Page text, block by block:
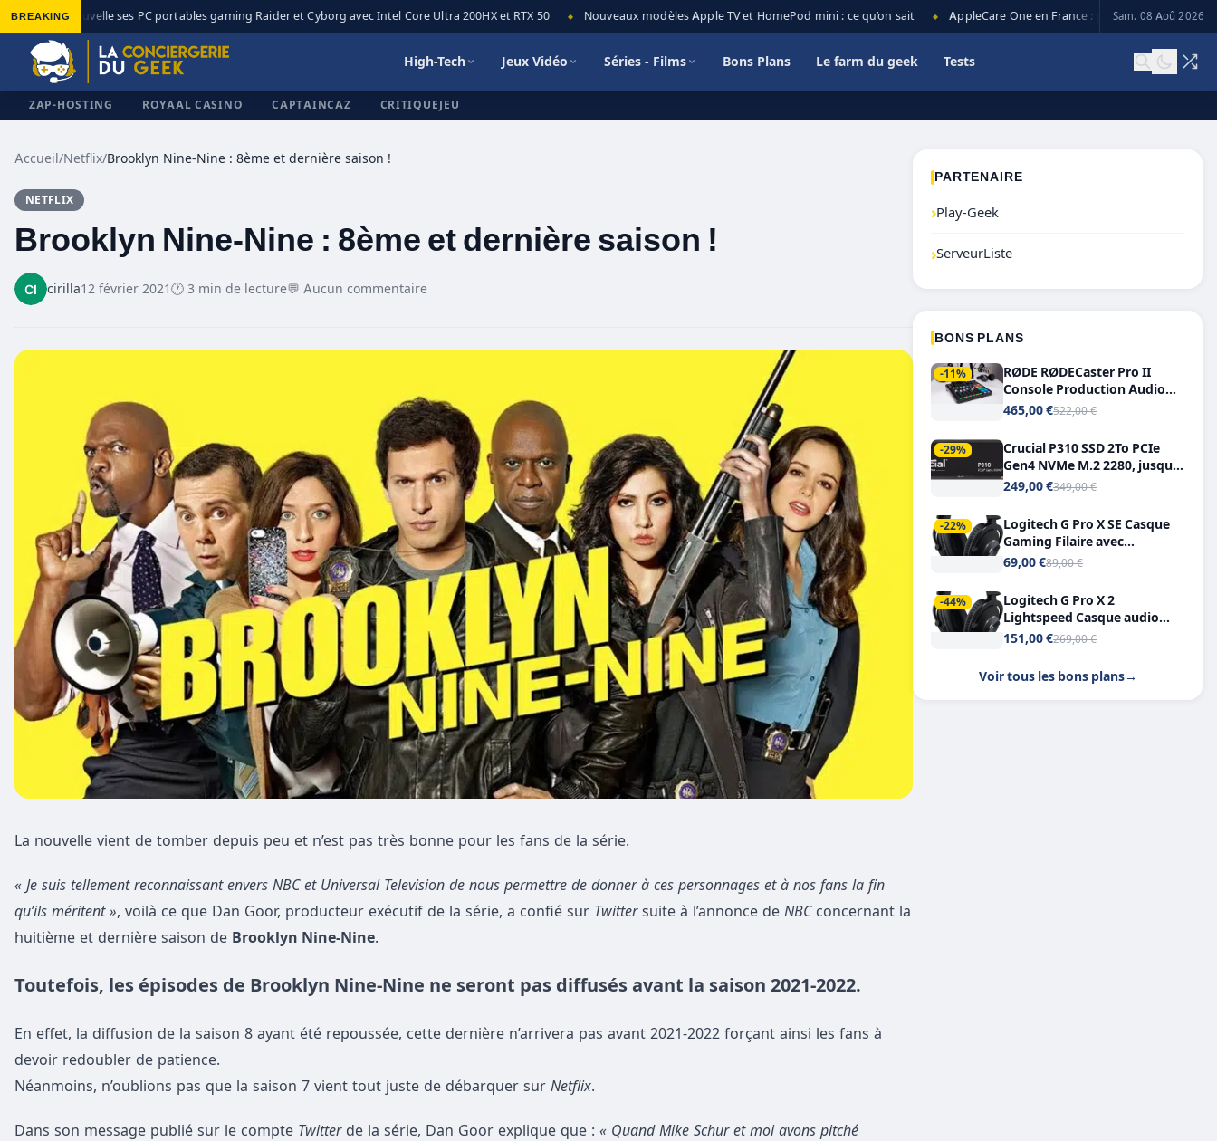
BREAKING
MSI renouvelle ses PC portables gaming Raider et Cyborg avec Intel Core Ultra 200HX et RTX 50 Nouveaux modèles Apple TV et HomePod mini : ce qu’on sait AppleCare One en France : prix, couverture et
Sam. 08 Aoû 2026
High-Tech Jeux Vidéo Séries - Films Bons Plans Le farm du geek Tests
ZAP-HOSTING ROYAAL CASINO CAPTAINCAZ CRITIQUEJEU
Accueil/Netflix/Brooklyn Nine-Nine : 8ème et dernière saison !
NETFLIX
Brooklyn Nine-Nine : 8ème et dernière saison !
cirilla12 février 2021🕐 3 min de lecture💬 Aucun commentaire
La nouvelle vient de tomber depuis peu et n’est pas très bonne pour les fans de la série.
« Je suis tellement reconnaissant envers NBC et Universal Television de nous permettre de donner à ces personnages et à nos fans la fin
qu’ils méritent », voilà ce que Dan Goor, producteur exécutif de la série, a confié sur Twitter suite à l’annonce de NBC concernant la
huitième et dernière saison de Brooklyn Nine-Nine.
Toutefois, les épisodes de Brooklyn Nine-Nine ne seront pas diffusés avant la saison 2021-2022.
En effet, la diffusion de la saison 8 ayant été repoussée, cette dernière n’arrivera pas avant 2021-2022 forçant ainsi les fans à
devoir redoubler de patience.
Néanmoins, n’oublions pas que la saison 7 vient tout juste de débarquer sur Netflix.
Dans son message publié sur le compte Twitter de la série, Dan Goor explique que : « Quand Mike Schur et moi avons pitché
PARTENAIRE
›Play-Geek
›ServeurListe
BONS PLANS
-11%
RØDE RØDECaster Pro II
Console Production Audio
Tout-en-Un, Bluetooth et
465,00 €522,00 €
-29%
Crucial P310 SSD 2To PCIe
Gen4 NVMe M.2 2280, jusqu’à
7.100 Mo/s
249,00 €349,00 €
-22%
Logitech G Pro X SE Casque
Gaming Filaire avec
Microphone Micro
7.1
69,00 €89,00 €
-44%
Logitech G Pro X 2
Lightspeed Casque audio
bluetooth
151,00 €269,00 €
Voir tous les bons plans→